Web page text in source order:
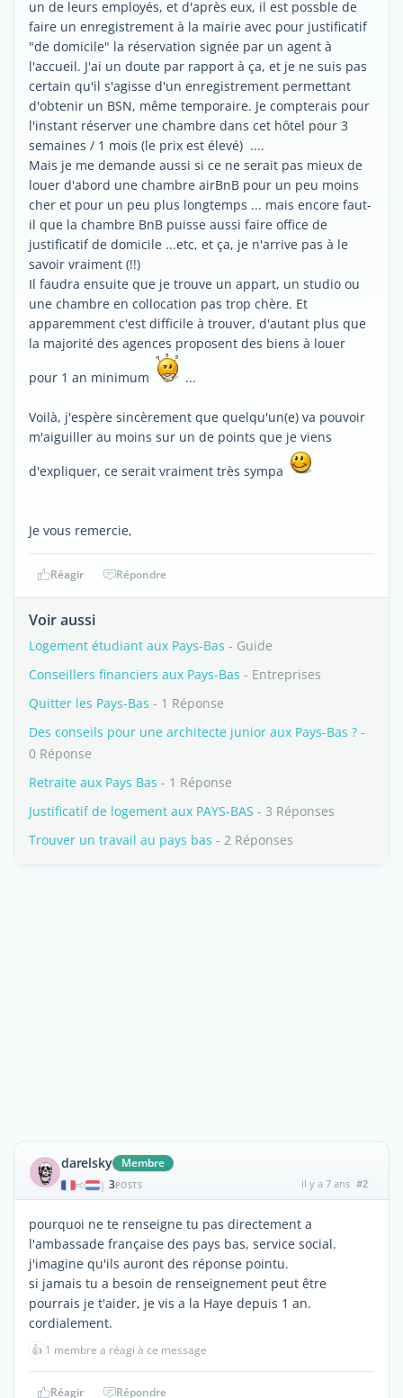
un de leurs employés, et d'après eux, il est possble de
faire un enregistrement à la mairie avec pour justificatif
"de domicile" la réservation signée par un agent à
l'accueil. J'ai un doute par rapport à ça, et je ne suis pas
certain qu'il s'agisse d'un enregistrement permettant
d'obtenir un BSN, même temporaire. Je compterais pour
l'instant réserver une chambre dans cet hôtel pour 3
semaines / 1 mois (le prix est élevé) ....
Mais je me demande aussi si ce ne serait pas mieux de
louer d'abord une chambre airBnB pour un peu moins
cher et pour un peu plus longtemps ... mais encore faut-
il que la chambre BnB puisse aussi faire office de
justificatif de domicile ...etc, et ça, je n'arrive pas à le
savoir vraiment (!!)
Il faudra ensuite que je trouve un appart, un studio ou
une chambre en collocation pas trop chère. Et
apparemment c'est difficile à trouver, d'autant plus que
la majorité des agences proposent des biens à louer
pour 1 an minimum
...
Voilà, j'espère sincèrement que quelqu'un(e) va pouvoir
m'aiguiller au moins sur un de points que je viens
d'expliquer, ce serait vraiment très sympa
Je vous remercie,
Réagir Répondre
Voir aussi
Logement étudiant aux Pays-Bas - Guide
Conseillers financiers aux Pays-Bas - Entreprises
Quitter les Pays-Bas - 1 Réponse
Des conseils pour une architecte junior aux Pays-Bas ? -
0 Réponse
Retraite aux Pays Bas - 1 Réponse
Justificatif de logement aux PAYS-BAS - 3 Réponses
Trouver un travail au pays bas - 2 Réponses
darelsky Membre
| 3POSTS il y a 7 ans #2
pourquoi ne te renseigne tu pas directement a
l'ambassade française des pays bas, service social.
j'imagine qu'ils auront des réponse pointu.
si jamais tu a besoin de renseignement peut être
pourrais je t'aider, je vis a la Haye depuis 1 an.
cordialement.
👍 1 membre a réagi à ce message
Réagir Répondre